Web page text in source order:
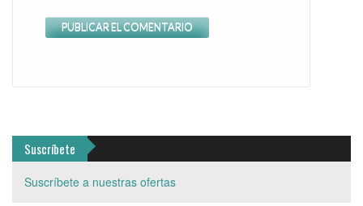
Suscríbete
Suscríbete a nuestras ofertas